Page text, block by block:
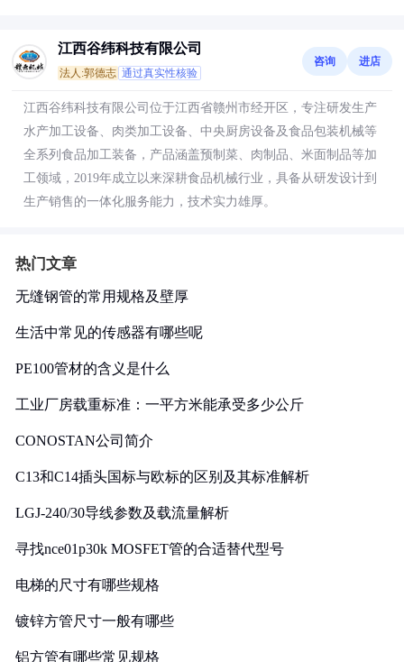
江西谷纬科技有限公司
法人:郭德志 通过真实性核验
咨询 进店
江西谷纬科技有限公司位于江西省赣州市经开区，专注研发生产
水产加工设备、肉类加工设备、中央厨房设备及食品包装机械等
全系列食品加工装备，产品涵盖预制菜、肉制品、米面制品等加
工领域，2019年成立以来深耕食品机械行业，具备从研发设计到
生产销售的一体化服务能力，技术实力雄厚。
热门文章
无缝钢管的常用规格及壁厚
生活中常见的传感器有哪些呢
PE100管材的含义是什么
工业厂房载重标准：一平方米能承受多少公斤
CONOSTAN公司简介
C13和C14插头国标与欧标的区别及其标准解析
LGJ-240/30导线参数及载流量解析
寻找nce01p30k MOSFET管的合适替代型号
电梯的尺寸有哪些规格
镀锌方管尺寸一般有哪些
铝方管有哪些常见规格